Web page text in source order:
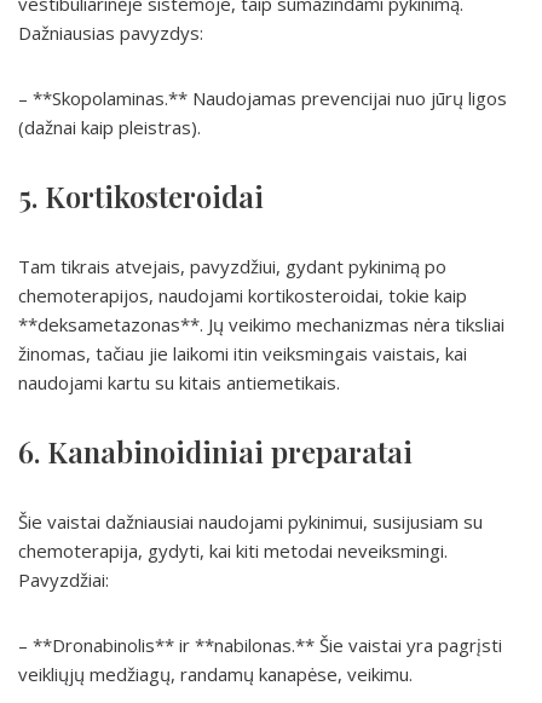
Dažniausias pavyzdys:
– **Skopolaminas.** Naudojamas prevencijai nuo jūrų ligos
(dažnai kaip pleistras).
5. Kortikosteroidai
Tam tikrais atvejais, pavyzdžiui, gydant pykinimą po
chemoterapijos, naudojami kortikosteroidai, tokie kaip
**deksametazonas**. Jų veikimo mechanizmas nėra tiksliai
žinomas, tačiau jie laikomi itin veiksmingais vaistais, kai
naudojami kartu su kitais antiemetikais.
6. Kanabinoidiniai preparatai
Šie vaistai dažniausiai naudojami pykinimui, susijusiam su
chemoterapija, gydyti, kai kiti metodai neveiksmingi.
Pavyzdžiai:
– **Dronabinolis** ir **nabilonas.** Šie vaistai yra pagrįsti
veikliųjų medžiagų, randamų kanapėse, veikimu.